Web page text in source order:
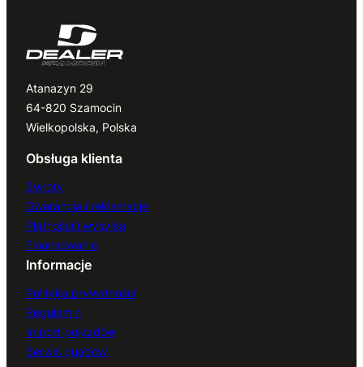
Atanazyn 29
64-820 Szamocin
Wielkopolska, Polska
Obsługa klienta
Zwroty
Gwarancja i reklamacje
Płatności i wysyłka
Finansowanie
Informacje
Polityka prywatności
Regulamin
Import pojazdów
Serwis quadów